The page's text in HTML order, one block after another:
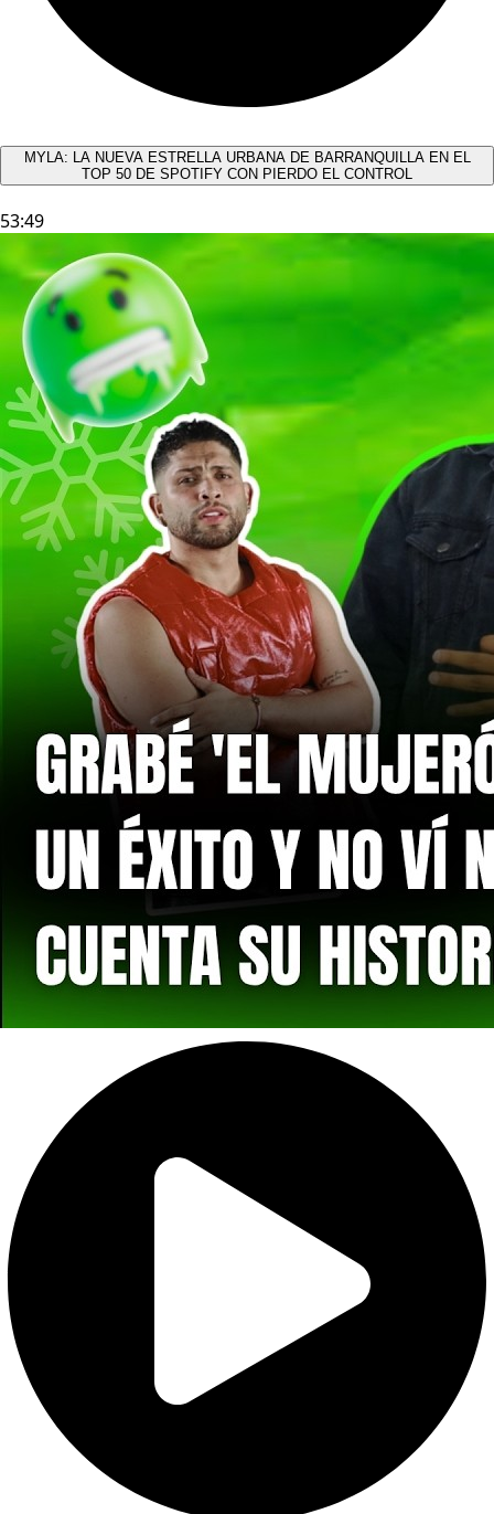
MYLA: LA NUEVA ESTRELLA URBANA DE BARRANQUILLA EN EL
TOP 50 DE SPOTIFY CON PIERDO EL CONTROL
53:49